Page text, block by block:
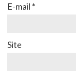
E-mail *
Site